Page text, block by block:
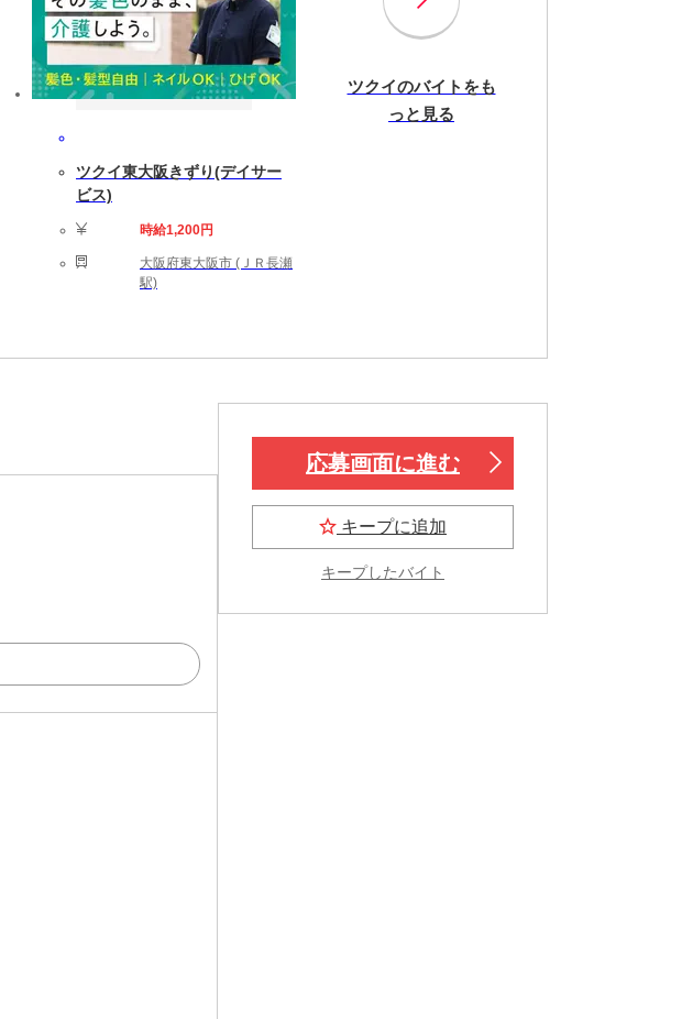
ツクイ東大阪きずり(デイサー
ビス)
時給1,200円
大阪府東大阪市 (ＪＲ長瀬
駅)
ツクイのバイトをも
っと見る
応募画面に進む
キープに追加
キープしたバイト